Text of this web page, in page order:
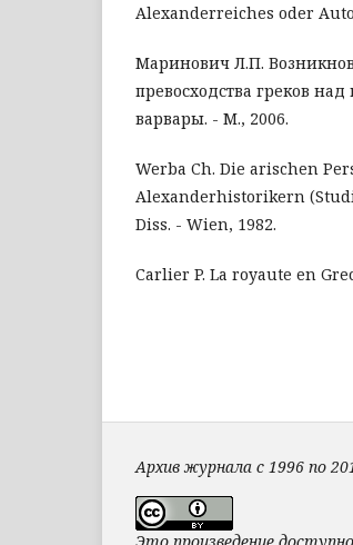
Alexanderreiches oder
Маринович Л.П.
превосходства греков
варвары. - М., 2006.
Werba Ch. Die arischen
Alexanderhistorikern
Diss. - Wien, 1982.
Carlier P. La royaute en
Архив журнала с 1996 по